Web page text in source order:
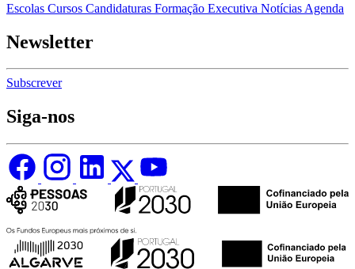
Escolas Cursos Candidaturas Formação Executiva Notícias Agenda
Newsletter
Subscrever
Siga-nos